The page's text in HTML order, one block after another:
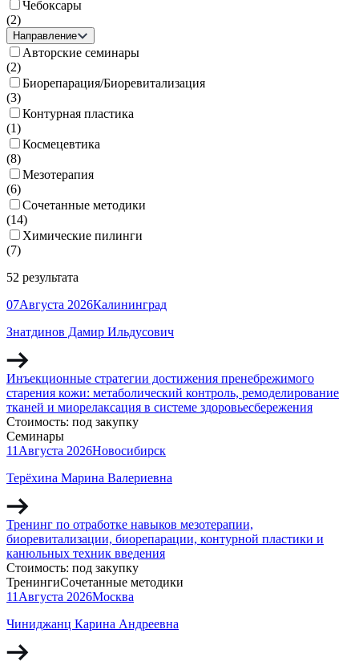
Чебоксары
(2)
Направление
Авторские семинары
(2)
Биорепарация/Биоревитализация
(3)
Контурная пластика
(1)
Космецевтика
(8)
Мезотерапия
(6)
Сочетанные методики
(14)
Химические пилинги
(7)
52 результата
07Августа 2026Калининград
Знатдинов Дамир Ильдусович
Инъекционные стратегии достижения пренебрежимого
старения кожи: метаболический контроль, ремоделирование
тканей и миорелаксация в системе здоровьесбережения
Стоимость: под закупку
Семинары
11 Августа 2026Новосибирск
Терёхина Марина Валериевна
Тренинг по отработке навыков мезотерапии,
биоревитализации, биорепарации, контурной пластики и
канюльных техник введения
Стоимость: под закупку
ТренингиСочетанные методики
11 Августа 2026Москва
Чиниджанц Карина Андреевна